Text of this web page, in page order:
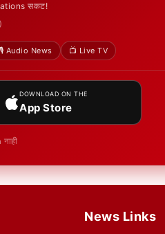
सकट!
🎙️ Audio News 📺 Live TV
DOWNLOAD ON THE
App Store
News Links